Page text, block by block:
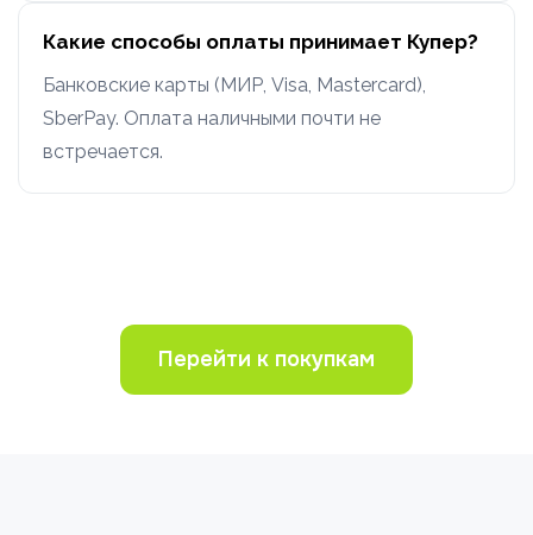
Какие способы оплаты принимает Купер?
Банковские карты (МИР, Visa, Mastercard),
SberPay. Оплата наличными почти не
встречается.
Перейти к покупкам